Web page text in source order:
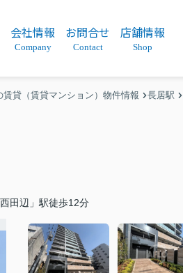
会社情報
Company
お問合せ
Contact
店舗情報
Shop
賃貸（賃貸マンション）物件情報 長居駅
田辺」駅徒歩12分